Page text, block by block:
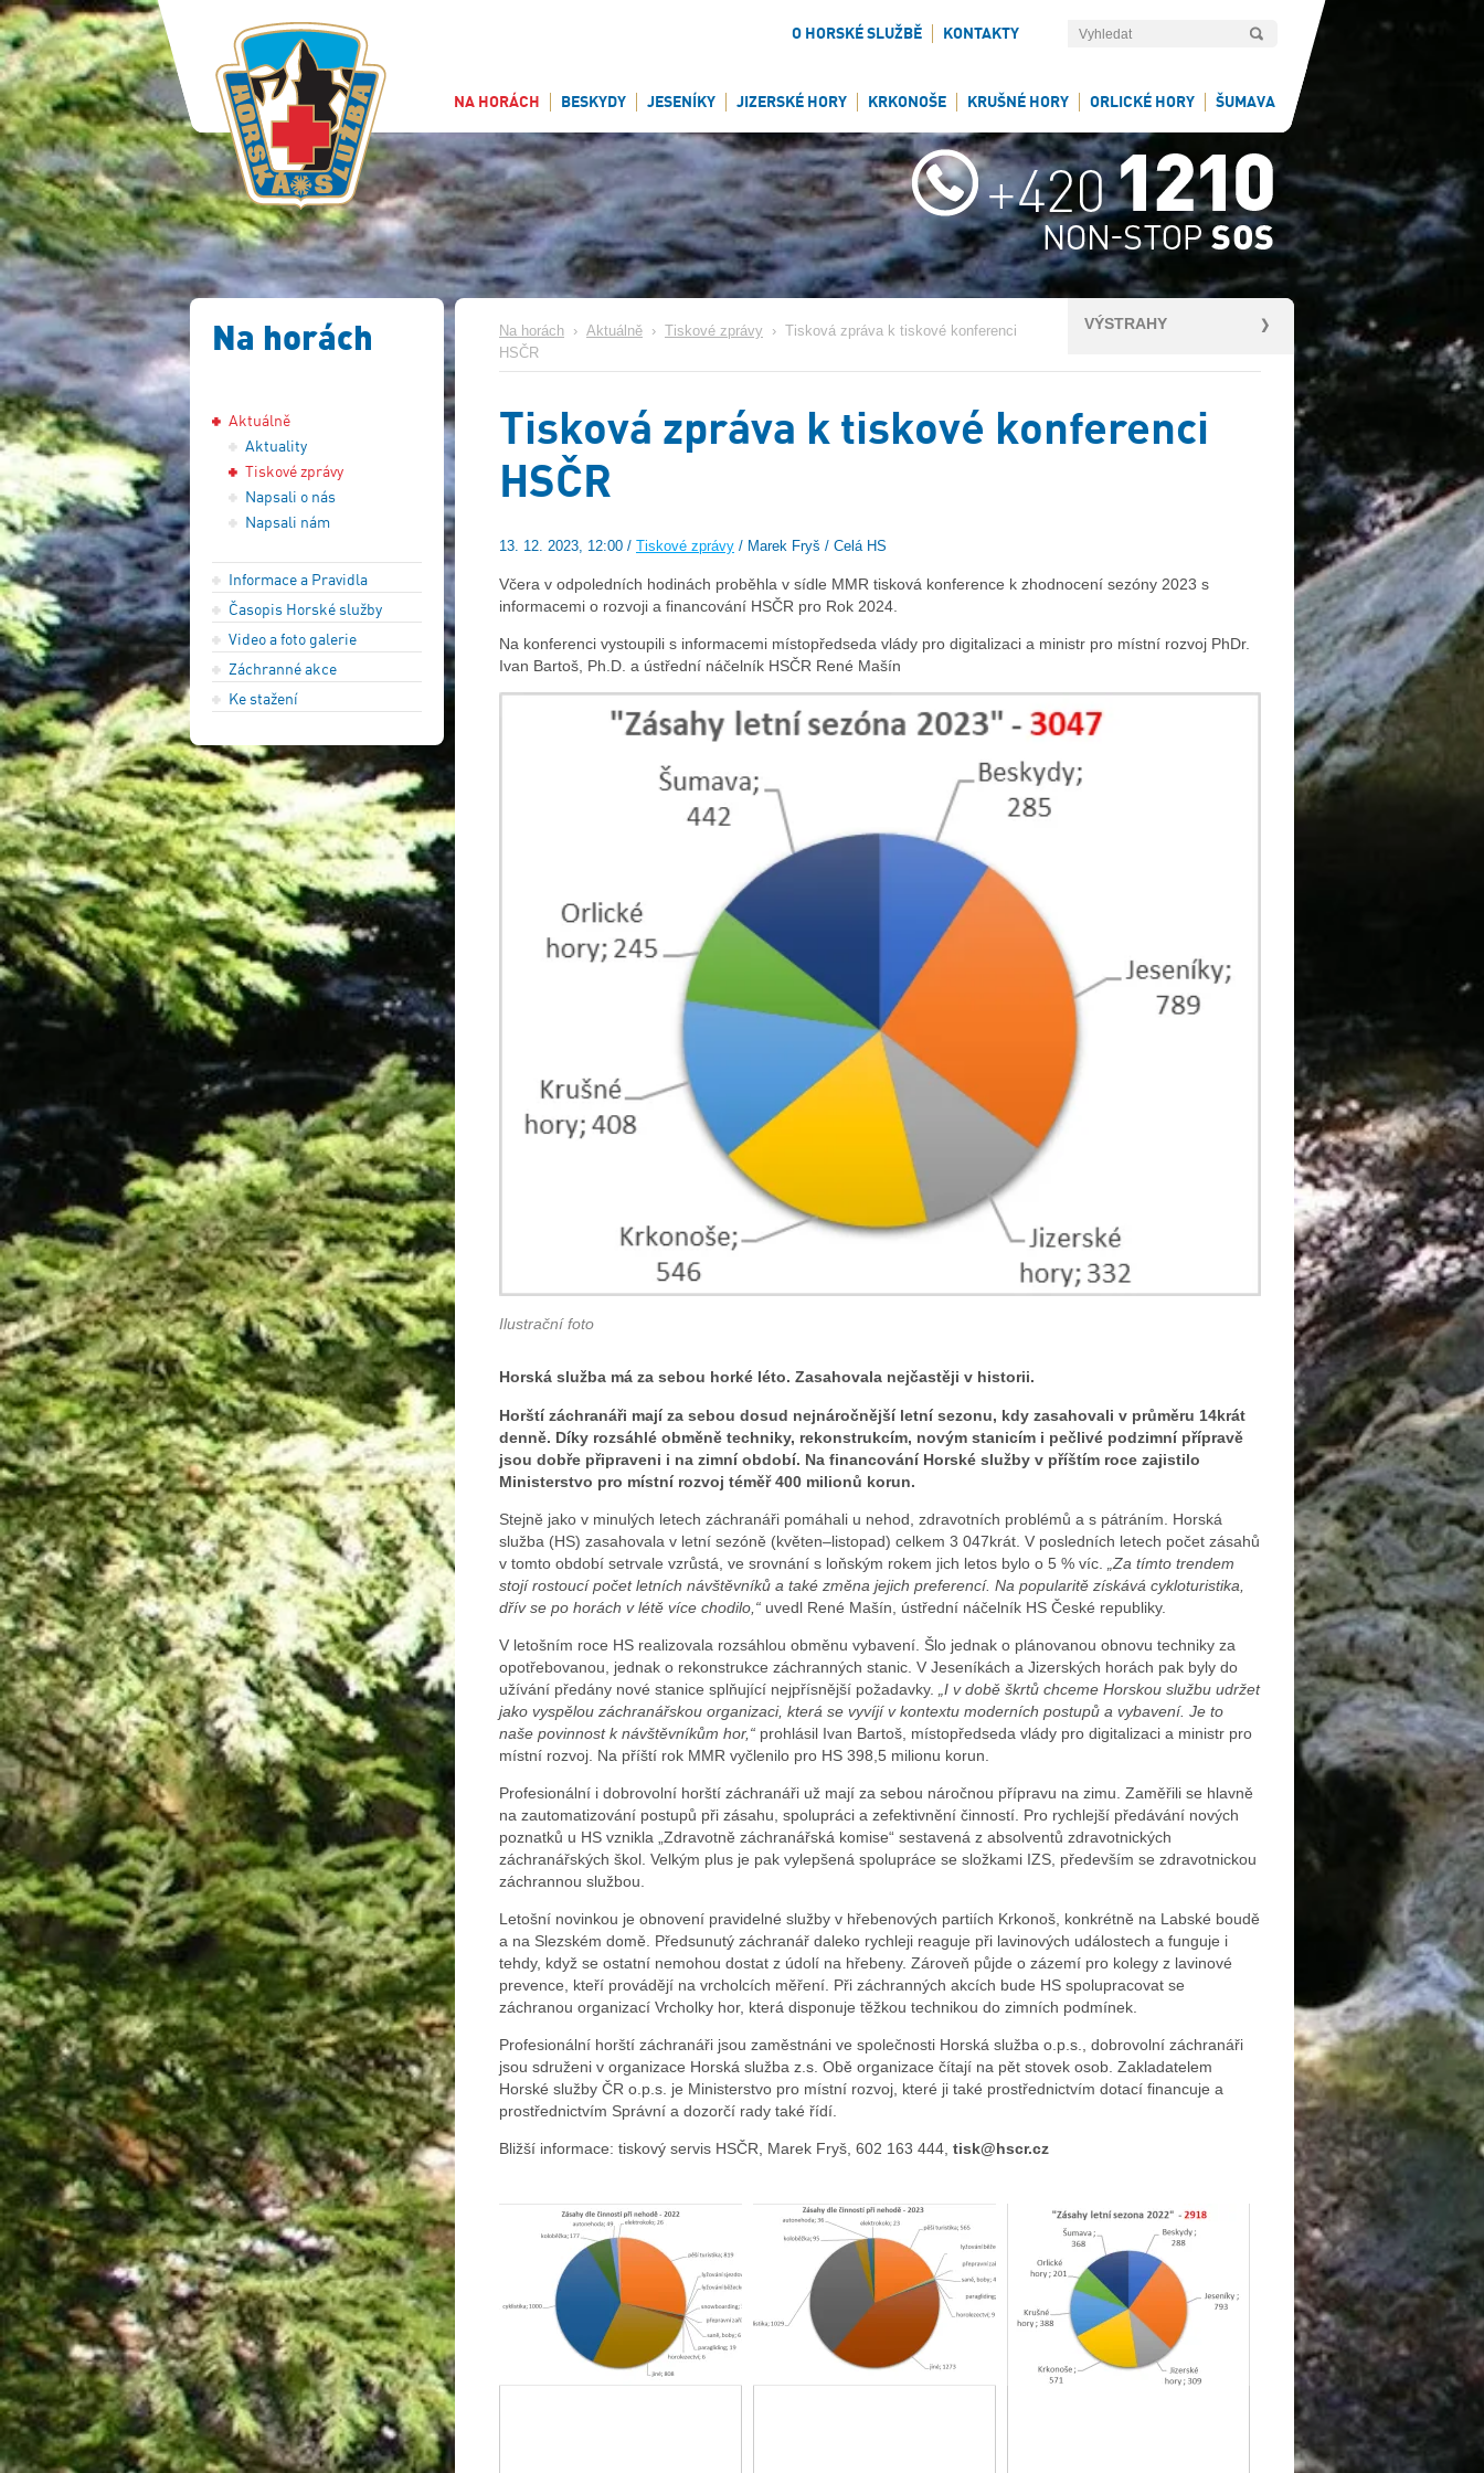
O HORSKÉ SLUŽBĚ KONTAKTY
NA HORÁCH BESKYDY JESENÍKY JIZERSKÉ HORY KRKONOŠE KRUŠNÉ HORY ORLICKÉ HORY ŠUMAVA
Na horách
Aktuálně
Aktuality
Tiskové zprávy
Napsali o nás
Napsali nám
Informace a Pravidla
Časopis Horské služby
Video a foto galerie
Záchranné akce
Ke stažení
VÝSTRAHY
Na horách › Aktuálně › Tiskové zprávy ›
Tisková zpráva k tiskové konferenci
HSČR
Tisková zpráva k tiskové konferenci
HSČR
13. 12. 2023, 12:00 / Tiskové zprávy / Marek Fryš / Celá HS
Včera v odpoledních hodinách proběhla v sídle MMR tisková konference k zhodnocení sezóny 2023 s
informacemi o rozvoji a financování HSČR pro Rok 2024.
Na konferenci vystoupili s informacemi místopředseda vlády pro digitalizaci a ministr pro místní rozvoj PhDr.
Ivan Bartoš, Ph.D. a ústřední náčelník HSČR René Mašín
Ilustrační foto
Horská služba má za sebou horké léto. Zasahovala nejčastěji v historii.
Horští záchranáři mají za sebou dosud nejnáročnější letní sezonu, kdy zasahovali v průměru 14krát
denně. Díky rozsáhlé obměně techniky, rekonstrukcím, novým stanicím i pečlivé podzimní přípravě
jsou dobře připraveni i na zimní období. Na financování Horské služby v příštím roce zajistilo
Ministerstvo pro místní rozvoj téměř 400 milionů korun.
Stejně jako v minulých letech záchranáři pomáhali u nehod, zdravotních problémů a s pátráním. Horská
služba (HS) zasahovala v letní sezóně (květen–listopad) celkem 3 047krát. V posledních letech počet zásahů
v tomto období setrvale vzrůstá, ve srovnání s loňským rokem jich letos bylo o 5 % víc.
„Za tímto trendem
stojí rostoucí počet letních návštěvníků a také změna jejich preferencí. Na popularitě získává cykloturistika,
dřív se po horách v létě více chodilo,“ uvedl René Mašín, ústřední náčelník HS České republiky.
V letošním roce HS realizovala rozsáhlou obměnu vybavení. Šlo jednak o plánovanou obnovu techniky za
opotřebovanou, jednak o rekonstrukce záchranných stanic. V Jeseníkách a Jizerských horách pak byly do
užívání předány nové stanice splňující nejpřísnější požadavky.
„I v době škrtů chceme Horskou službu udržet
jako vyspělou záchranářskou organizaci, která se vyvíjí v kontextu moderních postupů a vybavení. Je to
naše povinnost k návštěvníkům hor,“ prohlásil Ivan Bartoš, místopředseda vlády pro digitalizaci a ministr pro
místní rozvoj. Na příští rok MMR vyčlenilo pro HS 398,5 milionu korun.
Profesionální i dobrovolní horští záchranáři už mají za sebou náročnou přípravu na zimu. Zaměřili se hlavně
na zautomatizování postupů při zásahu, spolupráci a zefektivnění činností. Pro rychlejší předávání nových
poznatků u HS vznikla „Zdravotně záchranářská komise“ sestavená z absolventů zdravotnických
záchranářských škol. Velkým plus je pak vylepšená spolupráce se složkami IZS, především se zdravotnickou
záchrannou službou.
Letošní novinkou je obnovení pravidelné služby v hřebenových partiích Krkonoš, konkrétně na Labské boudě
a na Slezském domě. Předsunutý záchranář daleko rychleji reaguje při lavinových událostech a funguje i
tehdy, když se ostatní nemohou dostat z údolí na hřebeny. Zároveň půjde o zázemí pro kolegy z lavinové
prevence, kteří provádějí na vrcholcích měření. Při záchranných akcích bude HS spolupracovat se
záchranou organizací Vrcholky hor, která disponuje těžkou technikou do zimních podmínek.
Profesionální horští záchranáři jsou zaměstnáni ve společnosti Horská služba o.p.s., dobrovolní záchranáři
jsou sdruženi v organizace Horská služba z.s. Obě organizace čítají na pět stovek osob. Zakladatelem
Horské služby ČR o.p.s. je Ministerstvo pro místní rozvoj, které ji také prostřednictvím dotací financuje a
prostřednictvím Správní a dozorčí rady také řídí.
Bližší informace: tiskový servis HSČR, Marek Fryš, 602 163 444, tisk@hscr.cz